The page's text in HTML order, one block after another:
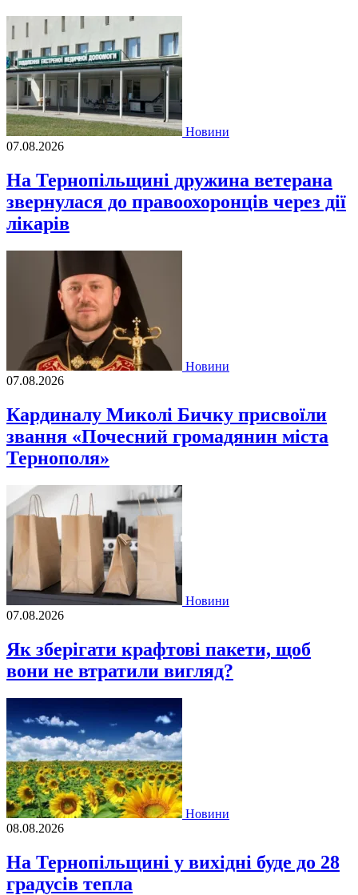
Новини
07.08.2026
На Тернопільщині дружина ветерана
звернулася до правоохоронців через дії
лікарів
Новини
07.08.2026
Кардиналу Миколі Бичку присвоїли
звання «Почесний громадянин міста
Тернополя»
Новини
07.08.2026
Як зберігати крафтові пакети, щоб
вони не втратили вигляд?
Новини
08.08.2026
На Тернопільщині у вихідні буде до 28
градусів тепла